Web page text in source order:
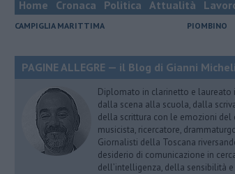
Home Cronaca Politica Attualità
CAMPIGLIA MARITTIMA PIOMBINO
PAGINE ALLEGRE — il Blog di Gianni Micheli
Diplomato in clarinetto e laureato
dalla scena alla scuola, dalla
della scrittura con le emozioni
musicista, ricercatore,
Giornalisti della Toscana
desiderio di comunicazione in
dell’intelligenza, della sensibilità